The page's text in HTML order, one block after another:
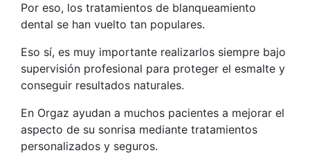
Por eso, los tratamientos de blanqueamiento
dental se han vuelto tan populares.
Eso sí, es muy importante realizarlos siempre bajo
supervisión profesional para proteger el esmalte y
conseguir resultados naturales.
En Orgaz ayudan a muchos pacientes a mejorar el
aspecto de su sonrisa mediante tratamientos
personalizados y seguros.